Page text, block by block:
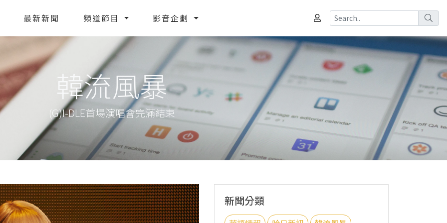
最新新聞 頻道節目 影音企劃
韓流風暴
(G)I-DLE首場演唱會完滿結束
新聞分類